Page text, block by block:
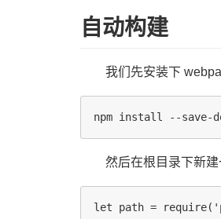
自动构建
我们先安装下
然后在根目录下新
let path =